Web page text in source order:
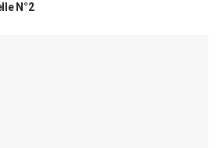
N°2